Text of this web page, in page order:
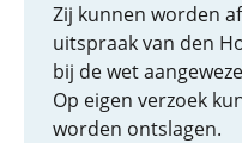
Zij kunnen worden
uitspraak van den
bij de wet
Op eigen verzoek
worden ontslagen.